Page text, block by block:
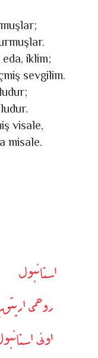
iklim;
sevgilim.
visale,
misale.